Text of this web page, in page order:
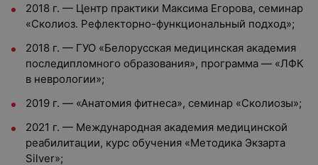
2018 г. — Центр практики Максима Егорова, семинар
«Сколиоз. Рефлекторно-функциональный подход»;
2018 г. — ГУО «Белорусская медицинская академия
последипломного образования», программа — «ЛФК
в неврологии»;
2019 г. — «Анатомия фитнеса», семинар «Сколиозы»;
2021 г. — Международная академия медицинской
реабилитации, курс обучения «Методика Экзарта
Silver»;